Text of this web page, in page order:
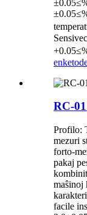
enketo
RC-
Profilo:
mezuri
forto-
pakaj
maŝinoj
facile